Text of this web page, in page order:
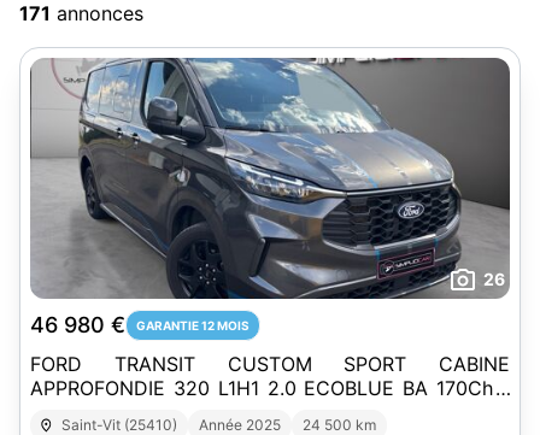
171 annonces
26
46 980 € GARANTIE 12 MOIS
FORD TRANSIT CUSTOM SPORT CABINE
APPROFONDIE 320 L1H1 2.0 ECOBLUE BA 170Ch -
Garantie 4 ans - 1 ère Main - TVA récupérable
Saint-Vit (25410) Année 2025 24 500 km